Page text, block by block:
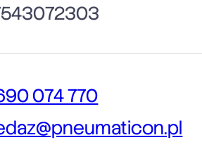
074 770